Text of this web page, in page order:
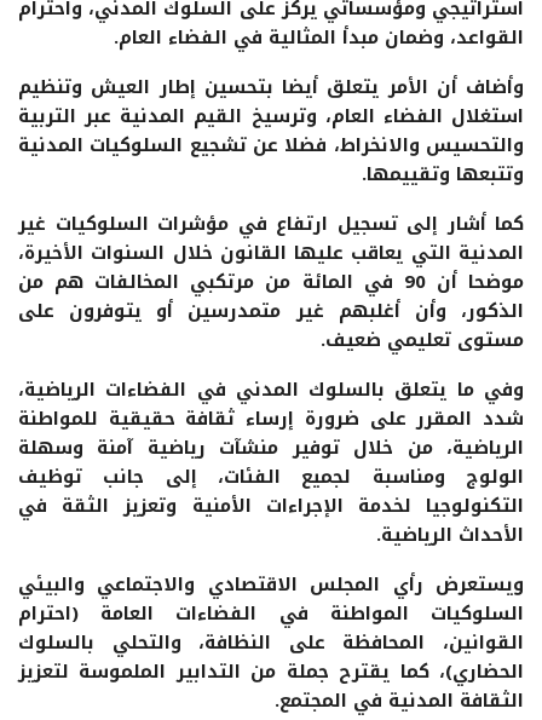
استراتيجي ومؤسساتي يركز على السلوك المدني، واحترام
القواعد، وضمان مبدأ المثالية في الفضاء العام.
وأضاف أن الأمر يتعلق أيضا بتحسين إطار العيش وتنظيم
استغلال الفضاء العام، وترسيخ القيم المدنية عبر التربية
والتحسيس والانخراط، فضلا عن تشجيع السلوكيات المدنية
وتتبعها وتقييمها.
كما أشار إلى تسجيل ارتفاع في مؤشرات السلوكيات غير
المدنية التي يعاقب عليها القانون خلال السنوات الأخيرة،
موضحا أن 90 في المائة من مرتكبي المخالفات هم من
الذكور، وأن أغلبهم غير متمدرسين أو يتوفرون على
مستوى تعليمي ضعيف.
وفي ما يتعلق بالسلوك المدني في الفضاءات الرياضية،
شدد المقرر على ضرورة إرساء ثقافة حقيقية للمواطنة
الرياضية، من خلال توفير منشآت رياضية آمنة وسهلة
الولوج ومناسبة لجميع الفئات، إلى جانب توظيف
التكنولوجيا لخدمة الإجراءات الأمنية وتعزيز الثقة في
الأحداث الرياضية.
ويستعرض رأي المجلس الاقتصادي والاجتماعي والبيئي
السلوكيات المواطنة في الفضاءات العامة (احترام
القوانين، المحافظة على النظافة، والتحلي بالسلوك
الحضاري)، كما يقترح جملة من التدابير الملموسة لتعزيز
الثقافة المدنية في المجتمع.